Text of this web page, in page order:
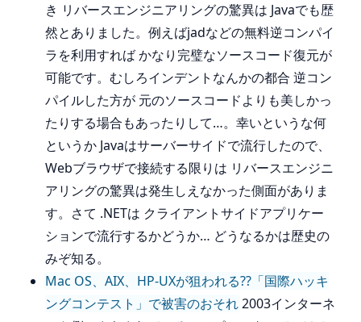
き リバースエンジニアリングの驚異は Javaでも歴
然とありました。例えばjadなどの無料逆コンパイ
ラを利用すれば かなり完璧なソースコード復元が
可能です。むしろインデントなんかの都合 逆コン
パイルした方が 元のソースコードよりも美しかっ
たりする場合もあったりして…。幸いというな何
というか Javaはサーバーサイドで流行したので、
Webブラウザで接続する限りは リバースエンジニ
アリングの驚異は発生しえなかった側面がありま
す。さて .NETは クライアントサイドアプリケー
ションで流行するかどうか… どうなるかは歴史の
みぞ知る。
Mac OS、AIX、HP-UXが狙われる??「国際ハッキ
ングコンテスト」で被害のおそれ2003インターネ